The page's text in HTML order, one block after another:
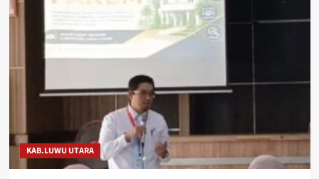
KAB.LUWU UTARA